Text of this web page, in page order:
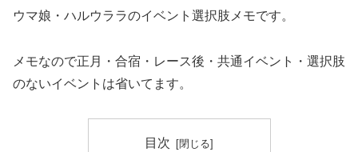
ウマ娘・ハルウララのイベント選択肢メモです。
メモなので正月・合宿・レース後・共通イベント・選択肢
のないイベントは省いてます。
目次